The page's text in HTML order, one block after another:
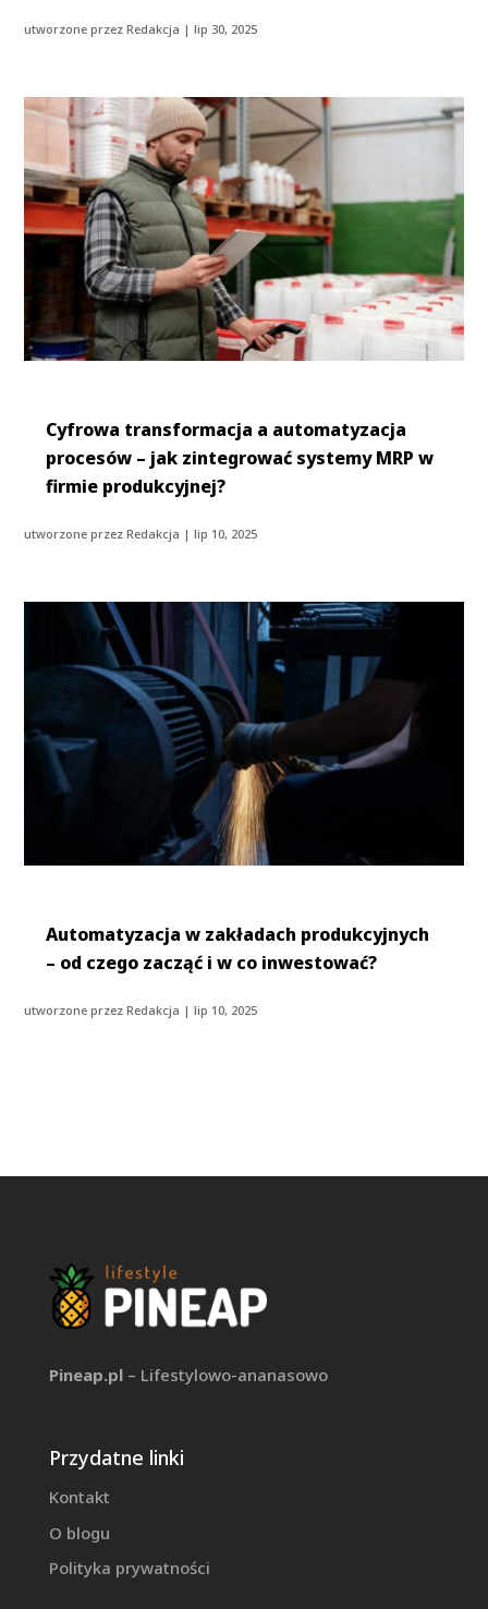
utworzone przezRedakcja |lip 30, 2025
Cyfrowa transformacja a automatyzacja
procesów – jak zintegrować systemy MRP w
firmie produkcyjnej?
utworzone przezRedakcja |lip 10, 2025
Automatyzacja w zakładach produkcyjnych
– od czego zacząć i w co inwestować?
utworzone przezRedakcja |lip 10, 2025
Pineap.pl– Lifestylowo-ananasowo
Przydatne linki
Kontakt
O blogu
Polityka prywatności